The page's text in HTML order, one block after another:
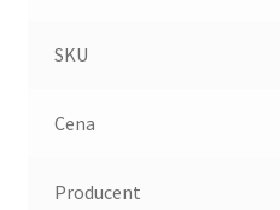
SKU
Cena
Producent